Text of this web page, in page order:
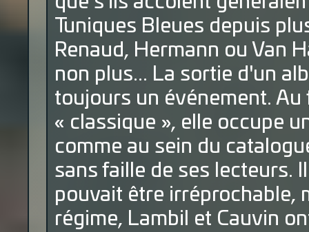
Tuniques Bleues depuis
Renaud, Hermann ou Van
non plus... La sortie d'un
toujours un événement. Au
« classique », elle occupe
comme au sein du
sans faille de ses lecteurs.
pouvait être irréprochable,
régime, Lambil et Cauvin